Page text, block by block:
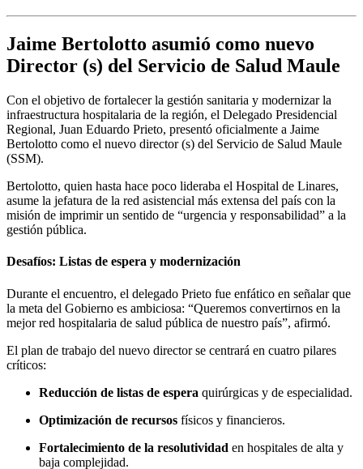
Jaime Bertolotto asumió como nuevo
Director (s) del Servicio de Salud Maule
Con el objetivo de fortalecer la gestión sanitaria y modernizar la
infraestructura hospitalaria de la región, el Delegado Presidencial
Regional, Juan Eduardo Prieto, presentó oficialmente a Jaime
Bertolotto como el nuevo director (s) del Servicio de Salud Maule
(SSM).
Bertolotto, quien hasta hace poco lideraba el Hospital de Linares,
asume la jefatura de la red asistencial más extensa del país con la
misión de imprimir un sentido de “urgencia y responsabilidad” a la
gestión pública.
Desafíos: Listas de espera y modernización
Durante el encuentro, el delegado Prieto fue enfático en señalar que
la meta del Gobierno es ambiciosa: “Queremos convertirnos en la
mejor red hospitalaria de salud pública de nuestro país”, afirmó.
El plan de trabajo del nuevo director se centrará en cuatro pilares
críticos:
Reducción de listas de espera quirúrgicas y de especialidad.
Optimización de recursos físicos y financieros.
Fortalecimiento de la resolutividad en hospitales de alta y
baja complejidad.